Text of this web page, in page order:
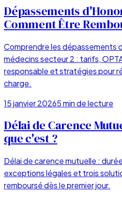
Dépassements
Comment Être
Comprendre les dépassements
médecins secteur 2 : tarifs,
responsable et stratégies pour
charge.
15 janvier 20265min de lecture
Délai de Carence
que c'est ?
Délai de carence mutuelle :
exceptions légales et trois
remboursé dès le premier jour.